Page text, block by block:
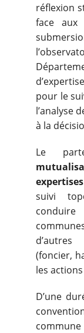
réflexion
face aux
pour le
l’analyse
à la
Le
expertises
suivi
(foncier,
les
D’une